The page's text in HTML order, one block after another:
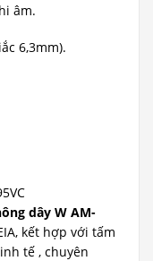
âm.
6,3mm).
dây W AM-
kết hợp với tấm
tế , chuyên